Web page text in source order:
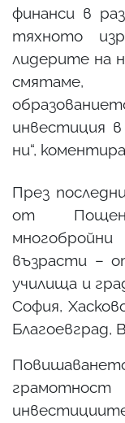
финанси в
тяхното
лидерите на
смятаме,
инвестиция
ни“,
През
от
възрасти –
училища и
София,
Благоевград,